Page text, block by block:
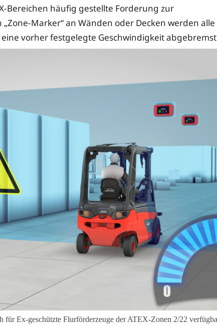
Bereichen häufig gestellte Forderung zur
Marker“ an Wänden oder Decken werden alle
vorher festgelegte Geschwindigkeit
für Ex-geschützte Flurförderzeuge der ATEX-Zonen 2/22